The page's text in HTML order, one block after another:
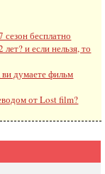
сезон бесплатно
и если нельзя, то
думаете фильм
от Lost film?